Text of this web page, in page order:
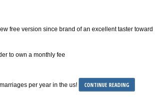
free version since brand of an excellent taster toward
to own a monthly fee
per year in the us!
CONTINUE READING